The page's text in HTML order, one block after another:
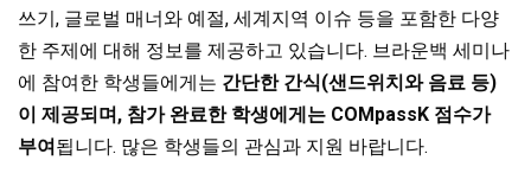
쓰기, 글로벌 매너와 예절, 세계지역 이슈 등을 포함한 다양
한 주제에 대해 정보를 제공하고 있습니다. 브라운백 세미나
에 참여한 학생들에게는 간단한 간식(샌드위치와 음료 등)
이 제공되며, 참가 완료한 학생에게는 COMpassK 점수가
부여됩니다. 많은 학생들의 관심과 지원 바랍니다.